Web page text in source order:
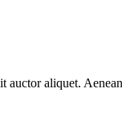
aliquet.